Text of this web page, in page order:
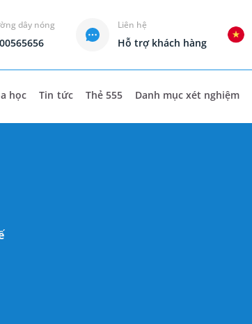
dây nóng Liên hệ
Hỗ trợ khách hàng
học Tin tức Thẻ 555 Danh mục xét nghiệm